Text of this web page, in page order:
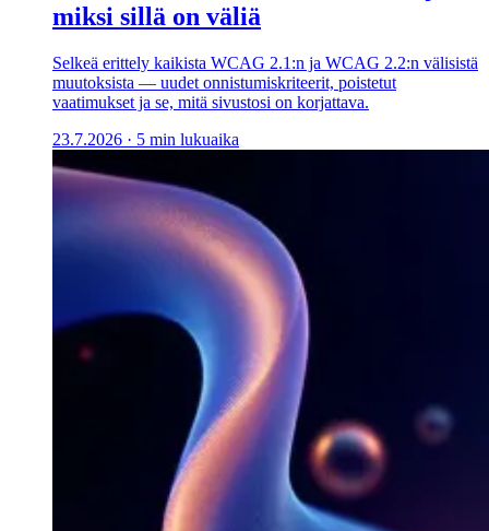
miksi sillä on väliä
Selkeä erittely kaikista WCAG 2.1:n ja WCAG 2.2:n välisistä
muutoksista — uudet onnistumiskriteerit, poistetut
vaatimukset ja se, mitä sivustosi on korjattava.
23.7.2026 · 5 min lukuaika